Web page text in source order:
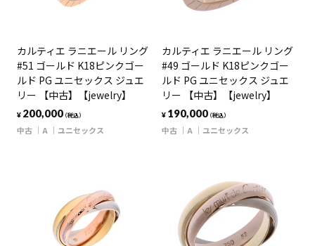
カルティエ ラニエール リング
#51 ゴールド K18ピンクゴー
ルド PG ユニセックス ジュエ
リー 【中古】【jewelry】
¥ 200,000（税込）
中古 A ユニセックス
カルティエ ラニエール リング
#49 ゴールド K18ピンクゴー
ルド PG ユニセックス ジュエ
リー 【中古】【jewelry】
¥ 190,000（税込）
中古 A ユニセックス